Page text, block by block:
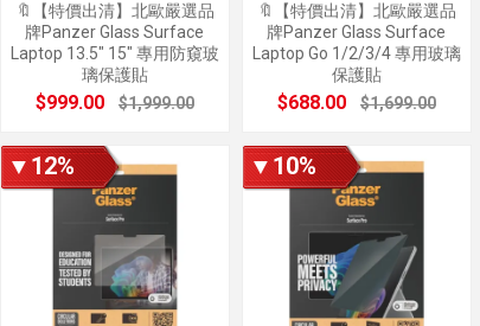
🔖【特價出清】北歐嚴選品
牌Panzer Glass Surface
Laptop 13.5" 15" 專用防窺玻
璃保護貼
$999.00 $1,999.00
🔖【特價出清】北歐嚴選品
牌Panzer Glass Surface
Laptop Go 1/2/3/4 專用玻璃
保護貼
$688.00 $1,699.00
▼12% ▼10%